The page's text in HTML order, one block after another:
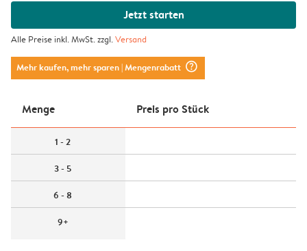
Jetzt starten
Alle Preise inkl. MwSt. zzgl.Versand
Mehr kaufen, mehr sparen| Mengenrabatt question_mark_circle
Menge Preis pro Stück
1 - 2
3 - 5
6 - 8
9+